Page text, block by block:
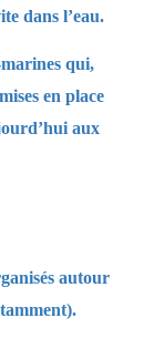
dans l’eau.
marines qui,
en place
aux
autour